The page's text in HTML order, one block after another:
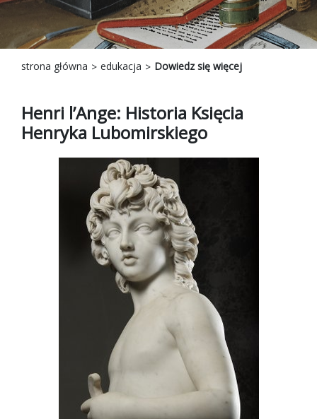
strona główna edukacja Dowiedz się więcej
Henri l’Ange: Historia Księcia
Henryka Lubomirskiego